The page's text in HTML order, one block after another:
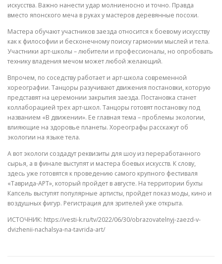
искусства. Важно нанести удар молниеносно и точно. Правда
вместо японского меча в руках у мастеров деревянные посохи.
Мастера обучают участников заезда относится к боевому искусству
как к философии и бесконечному поиску гармонии мыслей и тела.
Участники арт-школы – любители и профессионалы, но опробовать
технику владения мечом может любой желающий.
Впрочем, по соседству работает и арт-школа современной
хореографии. Танцоры разучивают движения постановки, которую
представят на церемонии закрытия заезда. Постановка станет
коллаборацией трех арт-школ. Танцоры готовят постановку под
названием «В движении». Ее главная тема – проблемы экологии,
влияющие на здоровье планеты. Хореографы расскажут об
экологии на языке тела.
А вот экологи создадут реквизиты для шоу из переработанного
сырья, а в финале выступят и мастера боевых искусств. К слову,
здесь уже готовятся к проведению самого крупного фестиваля
«Таврида-АРТ», который пройдет в августе. На территории бухты
Капсель выступят популярные артисты, пройдет показ моды, кино и
воздушных фигур. Регистрация для зрителей уже открыта.
ИСТОЧНИК: https://vesti-k.ru/tv/2022/06/30/obrazovatelnyj-zaezd-v-
dvizhenii-nachalsya-na-tavrida-art/